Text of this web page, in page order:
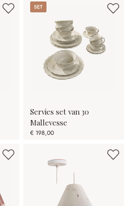
Set
Servies set van 30
Mallevesse
€ 198,00